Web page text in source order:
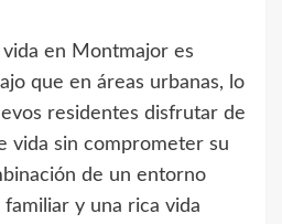
en Montmajor es
que en áreas urbanas, lo
residentes disfrutar de
vida sin comprometer su
de un entorno
y una rica vida